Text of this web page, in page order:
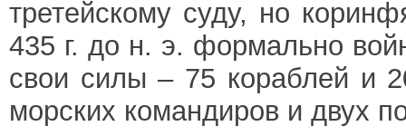
третейскому суду, но
435 г. до н. э. формально
свои силы – 75 кораблей и
морских командиров и двух